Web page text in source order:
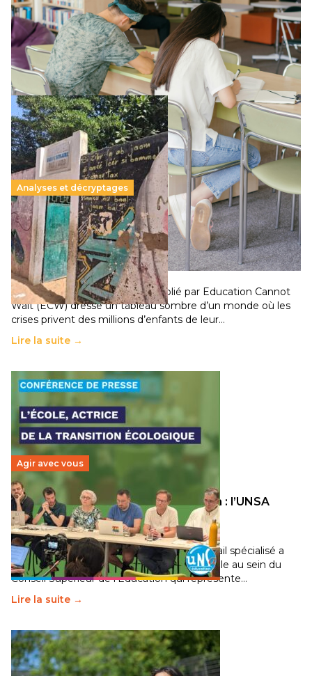
Le projet de loi sur la régulation de l’enseignement
supérieur privé met en lumière l’amplification d’un système
qui relègue l’acte pédagogique au superfétatoire, voire à…
Lire la suite →
Analyses et décryptages
258 millions d’enfants victimes de la guerre, des
chocs climatiques et des déplacements de
population
11 juillet 2026–National
Un nouveau rapport mondial publié par Education Cannot
Wait (ECW) dresse un tableau sombre d’un monde où les
crises privent des millions d’enfants de leur…
Lire la suite →
Agir avec vous
Transition écologique de l’éducation : l’UNSA
Éducation fait bouger les lignes
30 juin 2026–National
Pendant plusieurs mois, un groupe de travail spécialisé a
travaillé sur la transition écologique de l’Ecole au sein du
Conseil Supérieur de l’Éducation qui représente…
Lire la suite →